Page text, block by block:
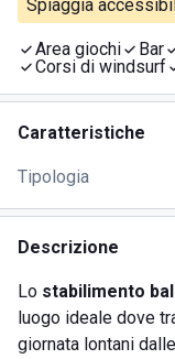
Spiaggia
Area giochi Bar
Corsi di windsurf
Caratteristiche
Tipologia
Descrizione
Lo stabilimento
luogo ideale dove
giornata lontani